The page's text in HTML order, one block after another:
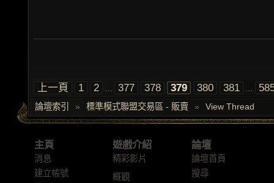
上一頁 1 2 … 377 378 379 380 381 …
論壇索引 » 標準模式聯盟交易區 - 販賣 » View Thread
主頁
消息
建立帳號
遊戲介紹
精彩影片
概觀
論壇
論壇首頁
搜尋